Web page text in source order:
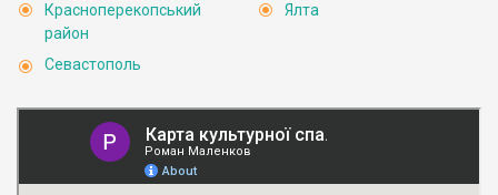
Красноперекопський
район
Севастополь
Ялта